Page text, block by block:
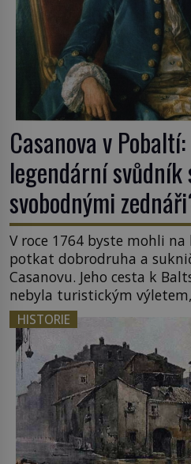
Casanova v
legendární svůdník
svobodnými
V roce 1764 byste mohli
potkat dobrodruha a
Casanovu. Jeho cesta k
nebyla turistickým
cestou se zištnými úmysly.
sledoval, když se
lotyšské Rigy? Casanova
tamní zednářské lóže.
nováčkem, protože do
HISTORIE